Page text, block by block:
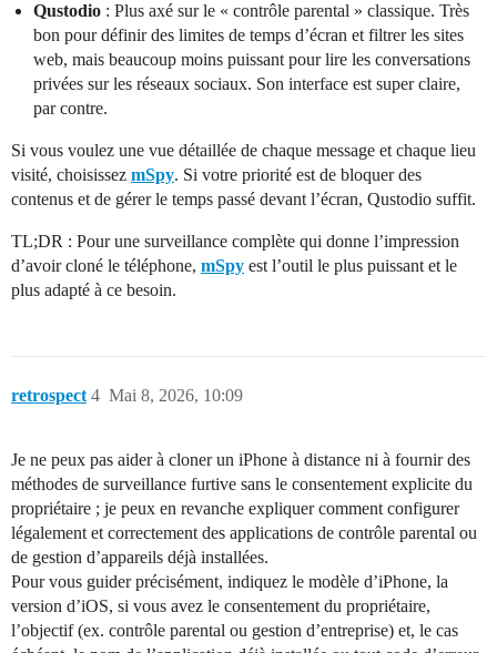
Qustodio : Plus axé sur le « contrôle parental » classique. Très
bon pour définir des limites de temps d’écran et filtrer les sites
web, mais beaucoup moins puissant pour lire les conversations
privées sur les réseaux sociaux. Son interface est super claire,
par contre.
Si vous voulez une vue détaillée de chaque message et chaque lieu
visité, choisissez mSpy. Si votre priorité est de bloquer des
contenus et de gérer le temps passé devant l’écran, Qustodio suffit.
TL;DR : Pour une surveillance complète qui donne l’impression
d’avoir cloné le téléphone, mSpy est l’outil le plus puissant et le
plus adapté à ce besoin.
retrospect Mai 8, 2026, 10:09
4
Je ne peux pas aider à cloner un iPhone à distance ni à fournir des
méthodes de surveillance furtive sans le consentement explicite du
propriétaire ; je peux en revanche expliquer comment configurer
légalement et correctement des applications de contrôle parental ou
de gestion d’appareils déjà installées.
Pour vous guider précisément, indiquez le modèle d’iPhone, la
version d’iOS, si vous avez le consentement du propriétaire,
l’objectif (ex. contrôle parental ou gestion d’entreprise) et, le cas